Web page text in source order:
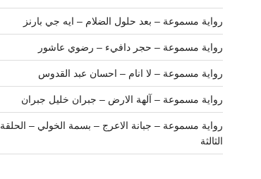
رواية مسموعة – بعد حلول الضلام – ايه جي بارنز
رواية مسموعة – حجر دافيء – رضوي عاشور
رواية مسموعة – لا انام – احسان عبد القدوس
رواية مسموعة – آلهة الارض – جبران خليل جبران
رواية مسموعة – جبانة الاعرج – بسمة الخولي – الحلقة
الثالثة